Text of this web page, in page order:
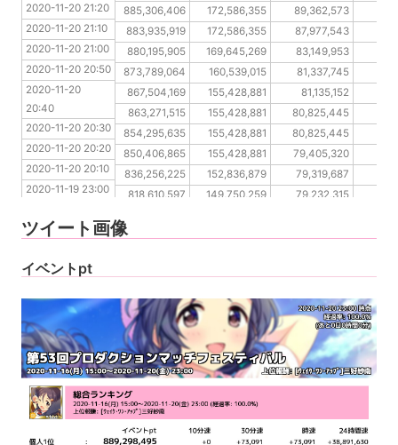
2020-11-20 21:10 885,306,406 172,586,355 89,362,573
2020-11-20 21:00
883,935,919 172,586,355 87,977,543
2020-11-20 20:50
880,195,905 169,645,269 83,149,953
2020-11-20 20:40
873,789,064 160,539,015 81,337,745
2020-11-20 20:30
867,504,169 155,428,881 81,135,152
2020-11-20 20:20
863,271,515 155,428,881 80,825,445
2020-11-20 20:10
854,295,635 155,428,881 80,825,445
2020-11-19 23:00
850,406,865 155,428,881 79,405,320
2020-11-19 22:50
836,256,225 152,836,879 79,319,687
2020-11-19 22:40
818,610,597 149,750,259 79,232,315
2020-11-19 22:20
784,238,794 148,931,603 79,072,094
2020-11-20 21:20
2020-11-20 21:10
2020-11-20 21:00
2020-11-20 20:50
2020-11-20
20:40
2020-11-20 20:30
2020-11-20 20:20
2020-11-20 20:10
2020-11-19 23:00
2020-11-19 22:40
2020-11-19 22:20
ツイート画像
イベントpt